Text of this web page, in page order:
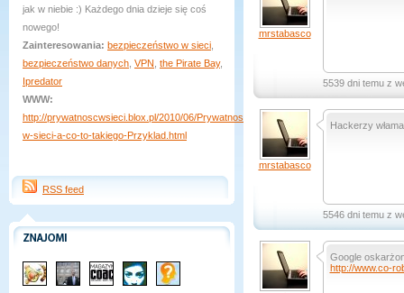
jak w niebie :) Każdego dnia dzieje się coś
nowego!
Zainteresowania: bezpieczeństwo w sieci
bezpieczeństwo danych VPN the Pirate Bay,
Ipredator
WWW:
http://prywatnoscwsieci.blox.pl/2010/06/Prywatnosc-
w-sieci-a-co-to-takiego-Przyklad.html
RSS feed
mrstabasco
5539 dni temu z
mrstabasco
Hackerzy
5546 dni temu z
Google
http://www.co-